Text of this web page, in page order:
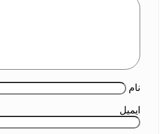
نام
ایمیل